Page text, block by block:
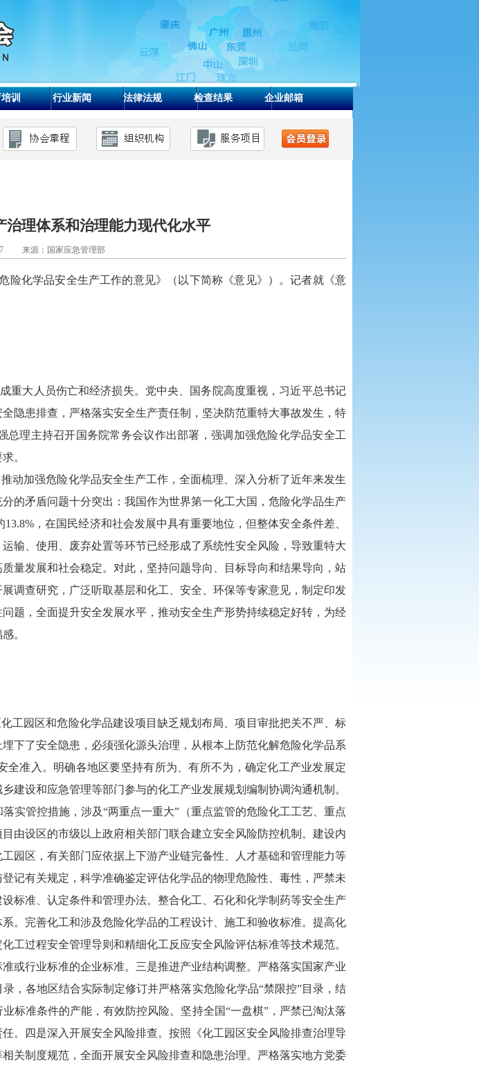
训 行业新闻 法律法规 检查结果 企业邮箱
理体系和治理能力现代化水平
07 来源：国家应急管理部
险化学品安全生产工作的意见》（以下简称《意见》）。记者就《意
大人员伤亡和经济损失。党中央、国务院高度重视，习近平总书记
隐患排查，严格落实安全生产责任制，坚决防范重特大事故发生，特
理主持召开国务院常务会议作出部署，强调加强危险化学品安全工
。
动加强危险化学品安全生产工作，全面梳理、深入分析了近年来发生
的矛盾问题十分突出：我国作为世界第一化工大国，危险化学品生产
，在国民经济和社会发展中具有重要地位，但整体安全条件差、
输、使用、废弃处置等环节已经形成了系统性安全风险，导致重特大
量发展和社会稳定。对此，坚持问题导向、目标导向和结果导向，站
调查研究，广泛听取基层和化工、安全、环保等专家意见，制定印发
题，全面提升安全发展水平，推动安全生产形势持续稳定好转，为经
。
工园区和危险化学品建设项目缺乏规划布局、项目审批把关不严、标
下了安全隐患，必须强化源头治理，从根本上防范化解危险化学品系
准入。明确各地区要坚持有所为、有所不为，确定化工产业发展定
建设和应急管理等部门参与的化工产业发展规划编制协调沟通机制。
实管控措施，涉及“两重点一重大”（重点监管的危险化工工艺、重点
由设区的市级以上政府相关部门联合建立安全风险防控机制。建设内
园区，有关部门应依据上下游产业链完备性、人才基础和管理能力等
记有关规定，科学准确鉴定评估化学品的物理危险性、毒性，严禁未
标准、认定条件和管理办法。整合化工、石化和化学制药等安全生产
。完善化工和涉及危险化学品的工程设计、施工和验收标准。提高化
工过程安全管理导则和精细化工反应安全风险评估标准等技术规范。
或行业标准的企业标准。三是推进产业结构调整。严格落实国家产业
，各地区结合实际制定修订并严格落实危险化学品“禁限控”目录，结
标准条件的产能，有效防控风险。坚持全国“一盘棋”，严禁已淘汰落
。四是深入开展安全风险排查。按照《化工园区安全风险排查治理导
关制度规范，全面开展安全风险排查和隐患治理。严格落实地方党委